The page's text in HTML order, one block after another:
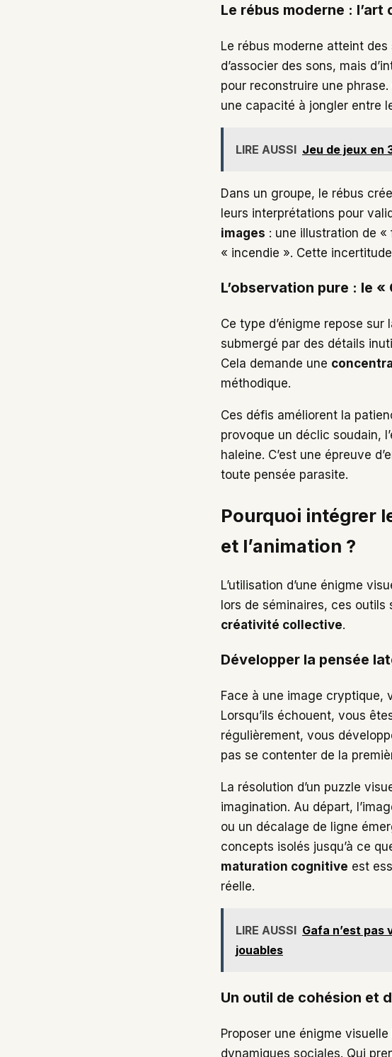
Le rébus moderne : l’art
Le rébus moderne atteint
d’associer des sons, mais
pour reconstruire une
une capacité à jongler entre
LIRE AUSSI Jeu de jeux en
Dans un groupe, le rébus
leurs interprétations pour
images : une illustration de
« incendie ». Cette
L’observation pure : le
Ce type d’énigme repose
submergé par des détails
Cela demande une
méthodique.
Ces défis améliorent la
provoque un déclic soudain,
haleine. C’est une épreuve
toute pensée parasite.
Pourquoi intégrer
et l’animation ?
L’utilisation d’une énigme
lors de séminaires, ces
créativité collective.
Développer la pensée
Face à une image cryptique,
Lorsqu’ils échouent, vous
régulièrement, vous
pas se contenter de la
La résolution d’un puzzle
imagination. Au départ,
ou un décalage de ligne
concepts isolés jusqu’à ce
maturation cognitive est
réelle.
LIRE AUSSI Gafa n’est
jouables
Un outil de cohésion et
Proposer une énigme
dynamiques sociales. Qui